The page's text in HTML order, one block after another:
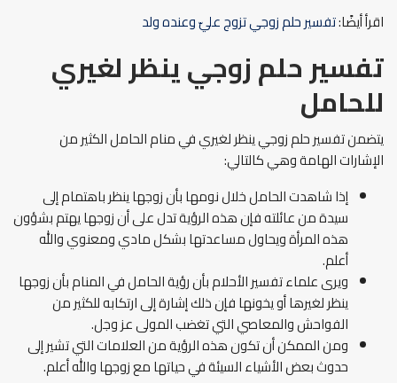
اقرأ أيضًا:تفسير حلم زوجي تزوج عليّ وعنده ولد
تفسير حلم زوجي ينظر لغيري
للحامل
يتضمن تفسير حلم زوجي ينظر لغيري في منام الحامل الكثير من
الإشارات الهامة وهي كالتالي:
إذا شاهدت الحامل خلال نومها بأن زوجها ينظر باهتمام إلى
سيدة من عائلته فإن هذه الرؤية تدل على أن زوجها يهتم بشؤون
هذه المرأة ويحاول مساعدتها بشكل مادي ومعنوي والله
أعلم.
ويرى علماء تفسير الأحلام بأن رؤية الحامل في المنام بأن زوجها
ينظر لغيرها أو يخونها فإن ذلك إشارة إلى ارتكابه للكثير من
الفواحش والمعاصي التي تغضب المولى عز وجل.
ومن الممكن أن تكون هذه الرؤية من العلامات التي تشير إلى
حدوث بعض الأشياء السيئة في حياتها مع زوجها والله أعلم.